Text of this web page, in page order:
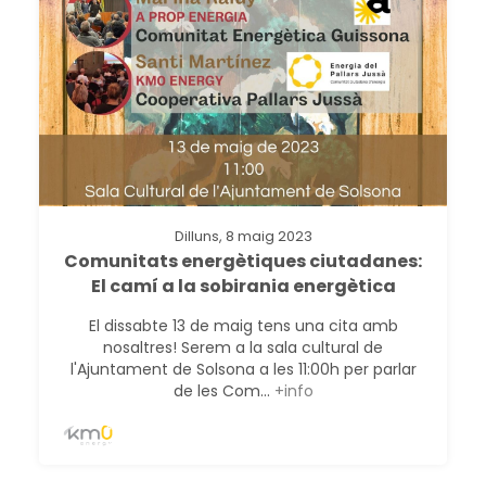
Dilluns, 8 maig 2023
Comunitats energètiques ciutadanes:
El camí a la sobirania energètica
El dissabte 13 de maig tens una cita amb
nosaltres! Serem a la sala cultural de
l'Ajuntament de Solsona a les 11:00h per parlar
de les Com... +info